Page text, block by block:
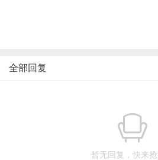
全部回复
暂无回复，快来